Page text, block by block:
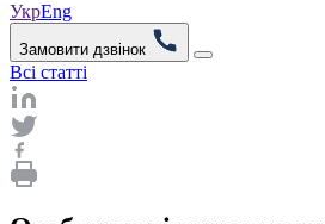
УкрEng
Замовити дзвінок
Всі статті